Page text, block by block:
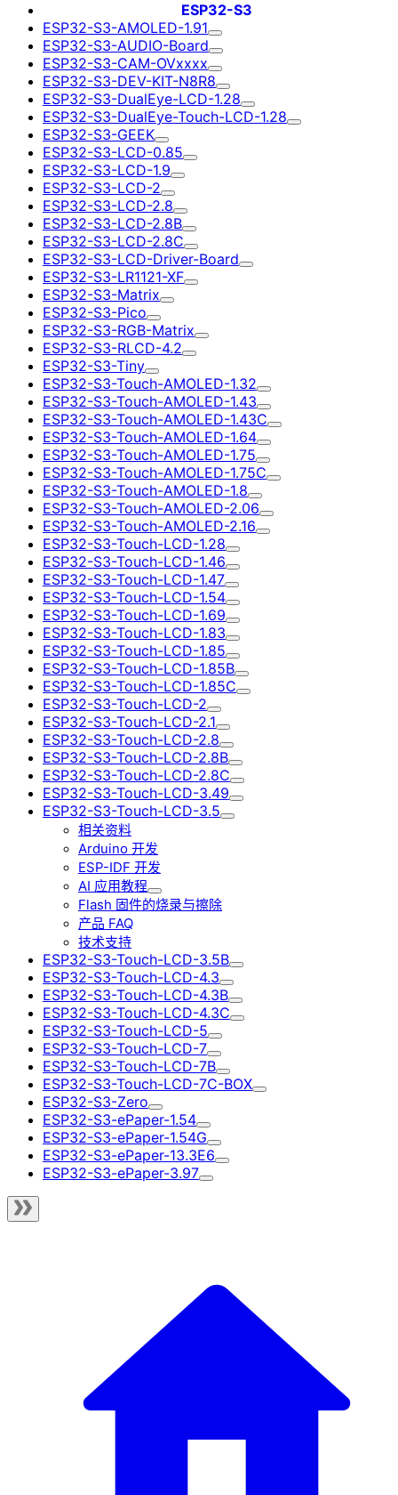
ESP32-S3
ESP32-S3-AMOLED-1.91
ESP32-S3-AUDIO-Board
ESP32-S3-CAM-OVxxxx
ESP32-S3-DEV-KIT-N8R8
ESP32-S3-DualEye-LCD-1.28
ESP32-S3-DualEye-Touch-LCD-1.28
ESP32-S3-GEEK
ESP32-S3-LCD-0.85
ESP32-S3-LCD-1.9
ESP32-S3-LCD-2
ESP32-S3-LCD-2.8
ESP32-S3-LCD-2.8B
ESP32-S3-LCD-2.8C
ESP32-S3-LCD-Driver-Board
ESP32-S3-LR1121-XF
ESP32-S3-Matrix
ESP32-S3-Pico
ESP32-S3-RGB-Matrix
ESP32-S3-RLCD-4.2
ESP32-S3-Tiny
ESP32-S3-Touch-AMOLED-1.32
ESP32-S3-Touch-AMOLED-1.43
ESP32-S3-Touch-AMOLED-1.43C
ESP32-S3-Touch-AMOLED-1.64
ESP32-S3-Touch-AMOLED-1.75
ESP32-S3-Touch-AMOLED-1.75C
ESP32-S3-Touch-AMOLED-1.8
ESP32-S3-Touch-AMOLED-2.06
ESP32-S3-Touch-AMOLED-2.16
ESP32-S3-Touch-LCD-1.28
ESP32-S3-Touch-LCD-1.46
ESP32-S3-Touch-LCD-1.47
ESP32-S3-Touch-LCD-1.54
ESP32-S3-Touch-LCD-1.69
ESP32-S3-Touch-LCD-1.83
ESP32-S3-Touch-LCD-1.85
ESP32-S3-Touch-LCD-1.85B
ESP32-S3-Touch-LCD-1.85C
ESP32-S3-Touch-LCD-2
ESP32-S3-Touch-LCD-2.1
ESP32-S3-Touch-LCD-2.8
ESP32-S3-Touch-LCD-2.8B
ESP32-S3-Touch-LCD-2.8C
ESP32-S3-Touch-LCD-3.49
ESP32-S3-Touch-LCD-3.5
相关资料
Arduino 开发
ESP-IDF 开发
AI 应用教程
Flash 固件的烧录与擦除
产品 FAQ
技术支持
ESP32-S3-Touch-LCD-3.5B
ESP32-S3-Touch-LCD-4.3
ESP32-S3-Touch-LCD-4.3B
ESP32-S3-Touch-LCD-4.3C
ESP32-S3-Touch-LCD-5
ESP32-S3-Touch-LCD-7
ESP32-S3-Touch-LCD-7B
ESP32-S3-Touch-LCD-7C-BOX
ESP32-S3-Zero
ESP32-S3-ePaper-1.54
ESP32-S3-ePaper-1.54G
ESP32-S3-ePaper-13.3E6
ESP32-S3-ePaper-3.97